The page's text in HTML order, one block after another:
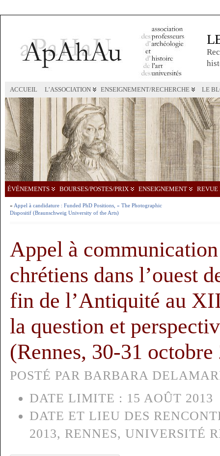
ACCUEIL L’ASSOCIATION ENSEIGNEMENT/RECHERCHE LE
ÉVÉNEMENTS BOURSES/POSTES/PRIX ENSEIGNEMENT REVUE
« Appel à candidature : Funded PhD Positions, « The Photographic
Dispositif (Braunschweig University of the Arts)
Appel à
chrétiens dans l’ouest
fin de l’Antiquité au
la question et
(Rennes, 30-31 octobre
POSTÉ PAR BARBARA
DATE LIMITE : 15 AOÛT 2013
DATE ET LIEU DES
2013, RENNES, UNIVERSITÉ